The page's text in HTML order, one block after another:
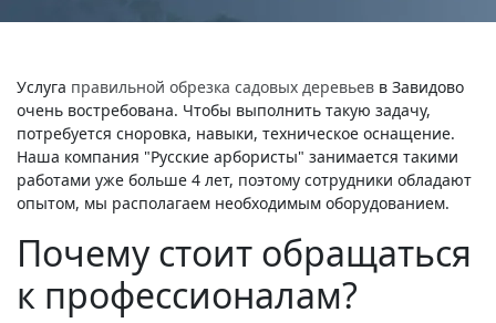
Услуга правильной обрезка садовых деревьев в Завидово
очень востребована. Чтобы выполнить такую задачу,
потребуется сноровка, навыки, техническое оснащение.
Наша компания "Русские арбористы" занимается такими
работами уже больше 4 лет, поэтому сотрудники обладают
опытом, мы располагаем необходимым оборудованием.
Почему стоит обращаться
к профессионалам?